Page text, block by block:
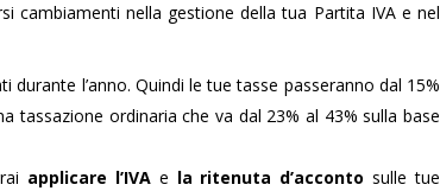
cambiamenti nella gestione della tua Partita IVA e nel
durante l’anno. Quindi le tue tasse passeranno dal 15%
tassazione ordinaria che va dal 23% al 43% sulla base
applicare l’IVAe la ritenuta d’acconto sulle tue